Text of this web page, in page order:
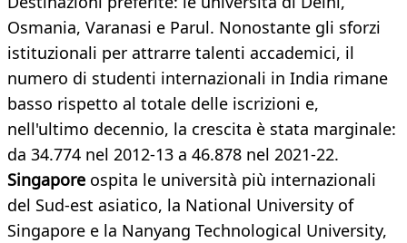
Osmania, Varanasi e Parul. Nonostante gli sforzi
istituzionali per attrarre talenti accademici, il
numero di studenti internazionali in India rimane
basso rispetto al totale delle iscrizioni e,
nell'ultimo decennio, la crescita è stata marginale:
da 34.774 nel 2012-13 a 46.878 nel 2021-22.
Singapore ospita le università più internazionali
del Sud-est asiatico, la National University of
Singapore e la Nanyang Technological University,